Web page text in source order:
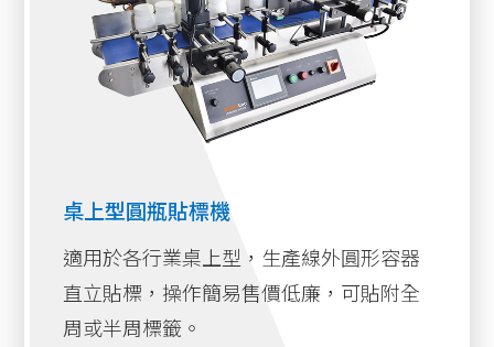
桌上型圓瓶貼標機
適用於各行業桌上型，生產線外圓形容器
直立貼標，操作簡易售價低廉，可貼附全
周或半周標籤。